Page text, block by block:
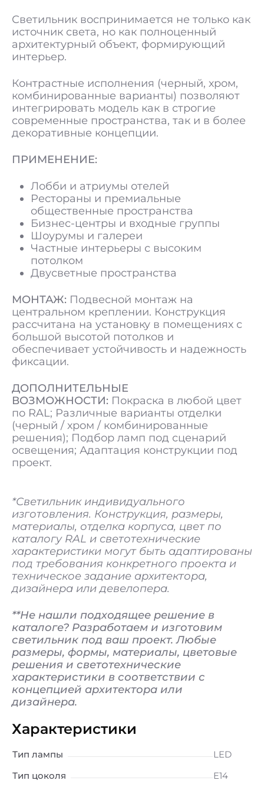
Светильник воспринимается не только как
источник света, но как полноценный
архитектурный объект, формирующий
интерьер.
Контрастные исполнения (черный, хром,
комбинированные варианты) позволяют
интегрировать модель как в строгие
современные пространства, так и в более
декоративные концепции.
ПРИМЕНЕНИЕ:
Лобби и атриумы отелей
Рестораны и премиальные
общественные пространства
Бизнес-центры и входные группы
Шоурумы и галереи
Частные интерьеры с высоким
потолком
Двусветные пространства
МОНТАЖ: Подвесной монтаж на
центральном креплении. Конструкция
рассчитана на установку в помещениях с
большой высотой потолков и
обеспечивает устойчивость и надежность
фиксации.
ДОПОЛНИТЕЛЬНЫЕ
ВОЗМОЖНОСТИ: Покраска в любой цвет
по RAL; Различные варианты отделки
(черный / хром / комбинированные
решения); Подбор ламп под сценарий
освещения; Адаптация конструкции под
проект.
*Светильник индивидуального
изготовления. Конструкция, размеры,
материалы, отделка корпуса, цвет по
каталогу RAL и светотехнические
характеристики могут быть адаптированы
под требования конкретного проекта и
техническое задание архитектора,
дизайнера или девелопера.
**Не нашли подходящее решение в
каталоге? Разработаем и изготовим
светильник под ваш проект. Любые
размеры, формы, материалы, цветовые
решения и светотехнические
характеристики в соответствии с
концепцией архитектора или
дизайнера.
Характеристики
Тип лампы
LED
Тип цоколя
E14